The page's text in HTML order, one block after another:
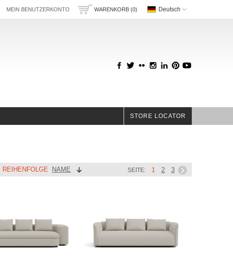
Deutsch
WARENKORB (0)
MEIN BENUTZERKONTO
STORE LOCATOR
REIHENFOLGE NAME SEITE: 1 2 3